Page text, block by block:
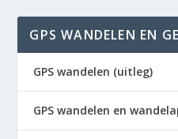
GPS WANDELEN EN
GPS wandelen (uitleg)
GPS wandelen en